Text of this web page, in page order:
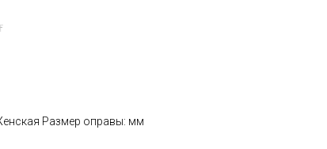
Размер оправы: мм